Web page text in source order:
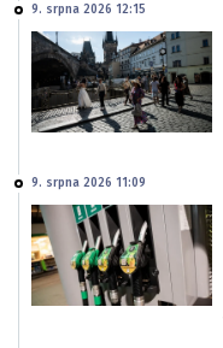
9. srpna 2026 12:15
9. srpna 2026 11:09